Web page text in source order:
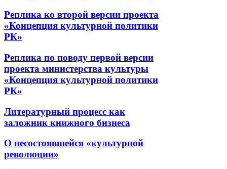
Реплика ко второй версии проекта
«Концепция культурной политики
РК»
Реплика по поводу первой версии
проекта министерства культуры
«Концепция культурной политики
РК»
Литературный процесс как
заложник книжного бизнеса
О несостоявшейся «культурной
революции»